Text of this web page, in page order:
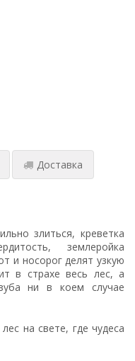
Доставка
злиться, креветка
землеройка
и носорог делят узкую
в страхе весь лес, а
ни в коем случае
на свете, где чудеса